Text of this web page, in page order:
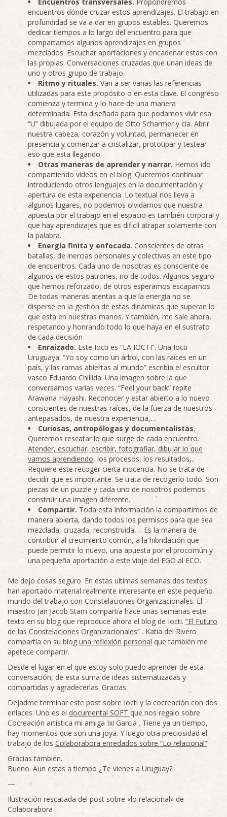
Encuentros transversales. Propondremos
encuentros dónde cruzar estos aprendizajes. El trabajo en
profundidad se va a dar en grupos estables. Queremos
dedicar tiempos a lo largo del encuentro para que
compartamos algunos aprendizajes en grupos
mezclados. Escuchar aportaciones y encadenar estas con
las propias. Conversaciones cruzadas que unan ideas de
uno y otros grupo de trabajo.
Ritmo y rituales. Van a ser varias las referencias
utilizadas para este propósito o en esta clave. El congreso
comienza y termina y lo hace de una manera
determinada. Esta diseñada para que podamos vivir esa
“U” dibujada por el equipo de Otto Scharmer y cía. Abrir
nuestra cabeza, corazón y voluntad, permanecer en
presencia y comenzar a cristalizar, prototipar y testear
eso que esta llegando.
Otras maneras de aprender y narrar. Hemos ido
compartiendo vídeos en el blog. Queremos continuar
introduciendo otros lenguajes en la documentación y
apertura de esta experiencia. Lo textual nos lleva a
algunos lugares, no podemos olvidarnos que nuestra
apuesta por el trabajo en el espacio es también corporal y
que hay aprendizajes que es dificil atrapar solamente con
la palabra.
Energía finita y enfocada. Conscientes de otras
batallas, de inercias personales y colectivas en este tipo
de encuentros. Cada uno de nosotras es consciente de
algunos de estos patrones, no de todos. Algunos seguro
que hemos reforzado, de otros esperamos escaparnos.
De todas maneras atentas a que la energía no se
disperse en la gestión de estas dinámicas que superan lo
que esta en nuestras manos. Y también, me sale ahora,
respetando y honrando todo lo que haya en el sustrato
de cada decisión
Enraizado. Este Iocti es “LA IOCTI”. Una Iocti
Uruguaya. “Yo soy como un árbol, con las raíces en un
país, y las ramas abiertas al mundo” escribía el escultor
vasco Eduardo Chillida. Una imagen sobre la que
conversamos varias veces. “Feel your back” repite
Arawana Hayashi. Reconocer y estar abierto a lo nuevo
conscientes de nuestras raíces, de la fuerza de nuestros
antepasados, de nuestra experiencia,…
Curiosas, antropólogas y documentalistas.
Queremos rescatar lo que surge de cada encuentro.
Atender, escuchar, escribir, fotografiar, dibujar lo que
vamos aprendiendo, los procesos, los resultados,..
Requiere este recoger cierta inocencia. No se trata de
decidir que es importante. Se trata de recogerlo todo. Son
piezas de un puzzle y cada uno de nosotros podemos
construir una imagen diferente.
Compartir. Toda esta información la compartimos de
manera abierta, dando todos los permisos para que sea
mezclada, cruzada, reconstruida,… Es la manera de
contribuir al crecimiento común, a la hibridación que
puede permitir lo nuevo, una apuesta por el procomún y
una pequeña aportación a este viaje del EGO al ECO.
Me dejo cosas seguro. En estas ultimas semanas dos textos
han aportado material realmente interesante en este pequeño
mundo del trabajo con Constelaciones Organizacionales. El
maestro Jan Jacob Stam compartía hace unas semanas este
texto en su blog que reproduce ahora el blog de Iocti. “El Futuro
de las Constelaciones Organizacionales” . Katia del Rivero
compartía en su blog una reflexión personal que también me
apetece compartir.
Desde el lugar en el que estoy solo puedo aprender de esta
conversación, de esta suma de ideas sistematizadas y
compartidas y agradecerlas. Gracias.
Dejadme terminar este post sobre Iocti y la cocreación con dos
enlaces. Uno es el documental SOFT que nos regalo sobre
Cocreación artística mi amiga Ixi Garcia . Tiene ya un tiempo,
hay momentos que son una joya. Y luego otra preciosidad el
trabajo de los Colaborabora enredados sobre “Lo relacional”
Gracias también.
Bueno. Aun estas a tiempo ¿Te vienes a Uruguay?
—
Ilustración rescatada del post sobre «lo relacional» de
Colaborabora